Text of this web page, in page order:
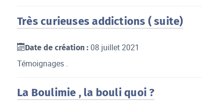
Très curieuses addictions ( suite)
Date de création : 08 juillet 2021
Témoignages .
La Boulimie , la bouli quoi ?